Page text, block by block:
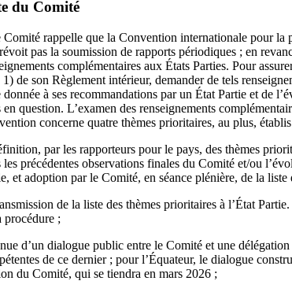
du Comité
Comité rappelle que la Convention internationale pour la
pas la soumission de rapports périodiques ; en
complémentaires aux États Parties. Pour
1) de son Règlement intérieur, demander de tels
donnée à ses recommandations par un État Partie et de
en question. L’examen des renseignements
concerne quatre thèmes prioritaires, au plus,
par les rapporteurs pour le pays, des thèmes
les précédentes observations finales du Comité et/ou
et adoption par le Comité, en séance plénière, de la liste
de la liste des thèmes prioritaires à l’État
procédure ;
d’un dialogue public entre le Comité et une
de ce dernier ; pour l’Équateur, le dialogue
du Comité, qui se tiendra en mars 2026 ;